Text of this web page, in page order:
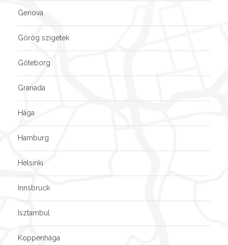
Genova
Görög szigetek
Göteborg
Granada
Hága
Hamburg
Helsinki
Innsbruck
Isztambul
Koppenhága